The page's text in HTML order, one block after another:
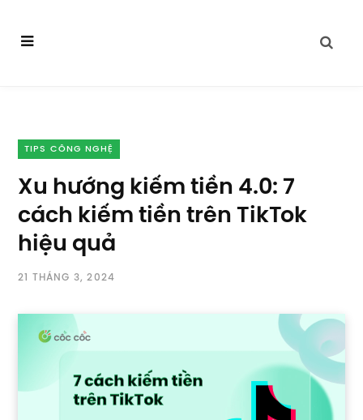
TIPS CÔNG NGHỆ
Xu hướng kiếm tiền 4.0: 7
cách kiếm tiền trên TikTok
hiệu quả
21 THÁNG 3, 2024